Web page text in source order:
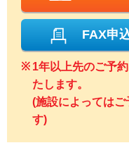
FAX申
1年以上先のご予
たします。
(施設によってはご
す)